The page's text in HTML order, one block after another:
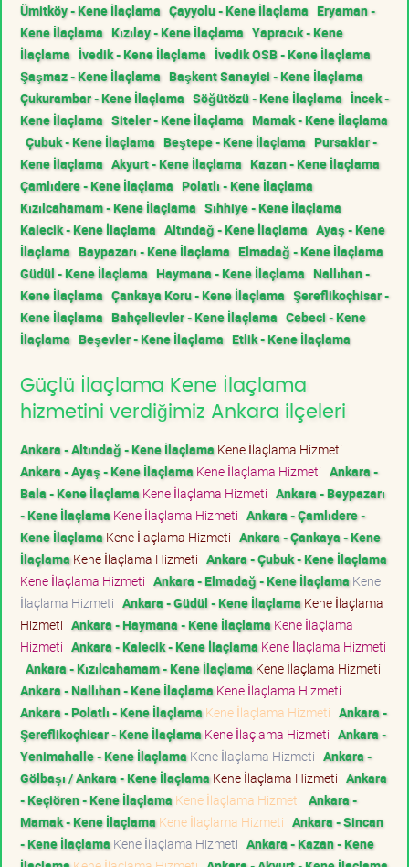
Ümitköy - Kene İlaçlama Çayyolu - Kene İlaçlama Eryaman -
Kene İlaçlama Kızılay - Kene İlaçlama Yapracık - Kene
İlaçlama İvedik - Kene İlaçlama İvedik OSB - Kene İlaçlama
Şaşmaz - Kene İlaçlama Başkent Sanayisi - Kene İlaçlama
Çukurambar - Kene İlaçlama Söğütözü - Kene İlaçlama İncek -
Kene İlaçlama Siteler - Kene İlaçlama Mamak - Kene İlaçlama
Çubuk - Kene İlaçlama Beştepe - Kene İlaçlama Pursaklar -
Kene İlaçlama Akyurt - Kene İlaçlama Kazan - Kene İlaçlama
Çamlıdere - Kene İlaçlama Polatlı - Kene İlaçlama
Kızılcahamam - Kene İlaçlama Sıhhiye - Kene İlaçlama
Kalecik - Kene İlaçlama Altındağ - Kene İlaçlama Ayaş - Kene
İlaçlama Baypazarı - Kene İlaçlama Elmadağ - Kene İlaçlama
Güdül - Kene İlaçlama Haymana - Kene İlaçlama Nallıhan -
Kene İlaçlama Çankaya Koru - Kene İlaçlama Şereflikoçhisar -
Kene İlaçlama Bahçelievler - Kene İlaçlama Cebeci - Kene
İlaçlama Beşevler - Kene İlaçlama Etlik - Kene İlaçlama
Güçlü İlaçlama Kene İlaçlama
hizmetini verdiğimiz Ankara ilçeleri
Ankara - Altındağ - Kene İlaçlama Kene İlaçlama Hizmeti
Ankara - Ayaş - Kene İlaçlama Kene İlaçlama Hizmeti Ankara -
Bala - Kene İlaçlama Kene İlaçlama Hizmeti Ankara - Beypazarı
- Kene İlaçlama Kene İlaçlama Hizmeti Ankara - Çamlıdere -
Kene İlaçlama Kene İlaçlama Hizmeti Ankara - Çankaya - Kene
İlaçlama Kene İlaçlama Hizmeti Ankara - Çubuk - Kene İlaçlama
Kene İlaçlama Hizmeti Ankara - Elmadağ - Kene İlaçlama Kene
İlaçlama Hizmeti Ankara - Güdül - Kene İlaçlama Kene İlaçlama
Hizmeti Ankara - Haymana - Kene İlaçlama Kene İlaçlama
Hizmeti Ankara - Kalecik - Kene İlaçlama Kene İlaçlama Hizmeti
Ankara - Kızılcahamam - Kene İlaçlama Kene İlaçlama Hizmeti
Ankara - Nallıhan - Kene İlaçlama Kene İlaçlama Hizmeti
Ankara - Polatlı - Kene İlaçlama Kene İlaçlama Hizmeti Ankara -
Şereflikoçhisar - Kene İlaçlama Kene İlaçlama Hizmeti Ankara -
Yenimahalle - Kene İlaçlama Kene İlaçlama Hizmeti Ankara -
Gölbaşı / Ankara - Kene İlaçlama Kene İlaçlama Hizmeti Ankara
- Keçiören - Kene İlaçlama Kene İlaçlama Hizmeti Ankara -
Mamak - Kene İlaçlama Kene İlaçlama Hizmeti Ankara - Sincan
- Kene İlaçlama Kene İlaçlama Hizmeti Ankara - Kazan - Kene